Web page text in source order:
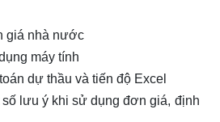
giá nhà nước
máy tính
dự thầu và tiến độ Excel
số lưu ý khi sử dụng đơn giá, định